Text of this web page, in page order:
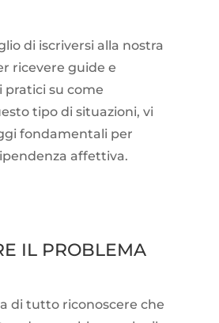
di iscriversi alla nostra
ricevere guide e
su come
tipo di situazioni, vi
fondamentali per
affettiva.
IL PROBLEMA
di tutto riconoscere che